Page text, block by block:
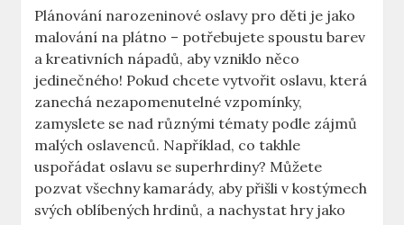
Plánování narozeninové⁢ oslavy pro děti je jako
malování na plátno – potřebujete spoustu⁣ barev
a kreativních nápadů, aby vzniklo něco
jedinečného! Pokud chcete vytvořit oslavu, která
zanechá nezapomenutelné⁣ vzpomínky,‌
zamyslete se nad⁢ různými tématy podle zájmů
malých⁢ oslavenců. Například, co takhle
uspořádat oslavu se superhrdiny?⁣ Můžete
pozvat ⁤všechny ⁢kamarády, aby přišli v kostýmech
svých oblíbených hrdinů, a nachystat hry jako